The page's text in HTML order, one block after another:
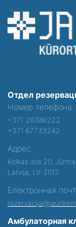
Отдел
Номер телефона:
+371 26386222
+371 67733242
Адрес:
Kolkas iela 20,
Latvija, LV-2012
Електронная
Амбулаторная